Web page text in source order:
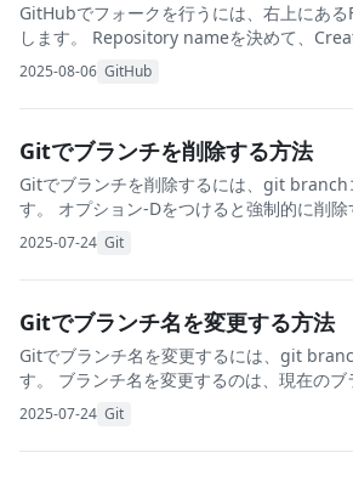
GitHubでフォークを行うには、右上にあ
します。 Repository nameを決めて、
クします。 フォークが開始されるので待ち
2025-08-06 GitHub
Gitでブランチを削除する方法
Gitでブランチを削除するには、git branch
す。 オプション-Dをつけると強制的に削除
2025-07-24 Git
Gitでブランチ名を変更する方法
Gitでブランチ名を変更するには、git
す。 ブランチ名を変更するのは、現在のブ
2025-07-24 Git